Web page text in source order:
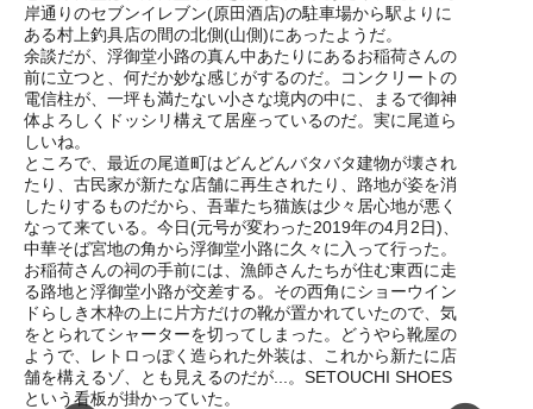
岸通りのセブンイレブン(原田酒店)の駐車場から駅よりに
ある村上釣具店の間の北側(山側)にあったようだ。
余談だが、浮御堂小路の真ん中あたりにあるお稲荷さんの
前に立つと、何だか妙な感じがするのだ。コンクリートの
電信柱が、一坪も満たない小さな境内の中に、まるで御神
体よろしくドッシリ構えて居座っているのだ。実に尾道ら
しいね。
ところで、最近の尾道町はどんどんバタバタ建物が壊され
たり、古民家が新たな店舗に再生されたり、路地が姿を消
したりするものだから、吾輩たち猫族は少々居心地が悪く
なって来ている。今日(元号が変わった2019年の4月2日)、
中華そば宮地の角から浮御堂小路に久々に入って行った。
お稲荷さんの祠の手前には、漁師さんたちが住む東西に走
る路地と浮御堂小路が交差する。その西角にショーウイン
ドらしき木枠の上に片方だけの靴が置かれていたので、気
をとられてシャーターを切ってしまった。どうやら靴屋の
ようで、レトロっぽく造られた外装は、これから新たに店
舗を構えるゾ、とも見えるのだが...。SETOUCHI SHOES
という看板が掛かっていた。